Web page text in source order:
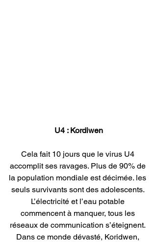
U4 : Kordiwen
Cela fait 10 jours que le virus U4
accomplit ses ravages. Plus de 90% de
la population mondiale est décimée. les
seuls survivants sont des adolescents.
L’électricité et l’eau potable
commencent à manquer, tous les
réseaux de communication s’éteignent.
Dans ce monde dévasté, Koridwen,